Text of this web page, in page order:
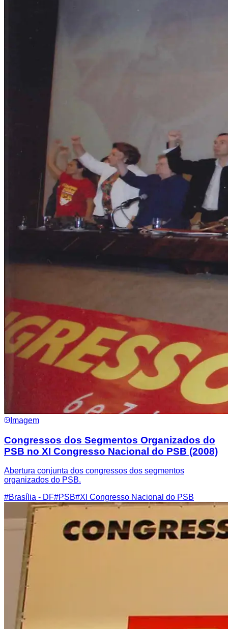
Imagem
Congressos dos Segmentos Organizados do
PSB no XI Congresso Nacional do PSB (2008)
Abertura conjunta dos congressos dos segmentos
organizados do PSB.
#Brasília - DF#PSB#XI Congresso Nacional do PSB